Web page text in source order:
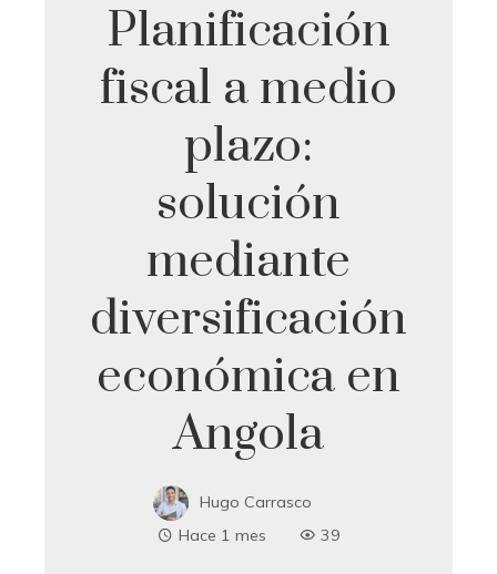
Planificación
fiscal a medio
plazo:
solución
mediante
diversificación
económica en
Angola
Hugo Carrasco
Hace 1 mes
39